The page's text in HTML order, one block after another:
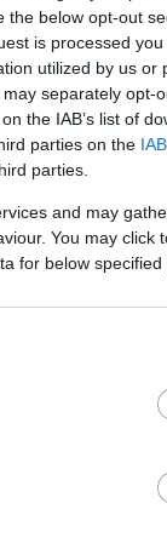
the below opt-out
is processed you
utilized by us or
separately opt-
the IAB’s list of
parties on the
parties.
and may
You may click
for below specified